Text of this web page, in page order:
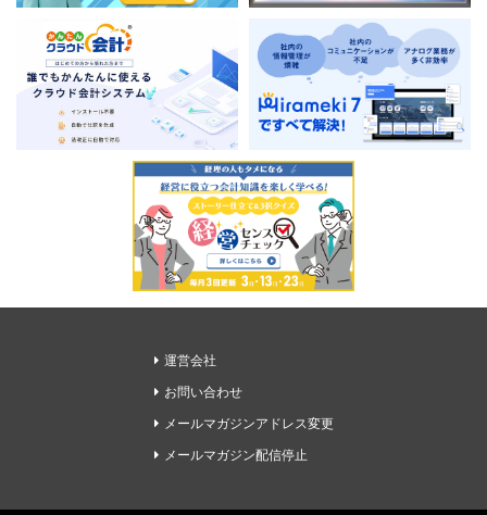
運営会社
お問い合わせ
メールマガジンアドレス変更
メールマガジン配信停止